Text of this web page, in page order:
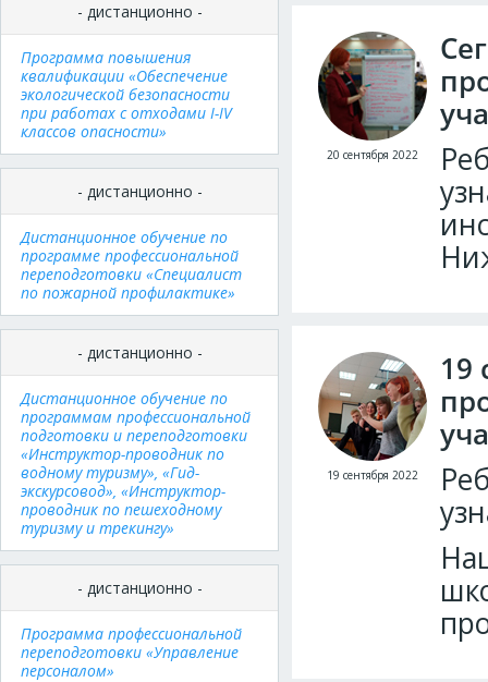
- дистанционно -
Программа повышения
квалификации «Обеспечение
экологической безопасности
при работах с отходами I-IV
классов опасности»
- дистанционно -
Дистанционное обучение по
программе профессиональной
переподготовки «Специалист
по пожарной профилактике»
- дистанционно -
Дистанционное обучение по
программам профессиональной
подготовки и переподготовки
«Инструктор-проводник по
водному туризму», «Гид-
экскурсовод», «Инструктор-
проводник по пешеходному
туризму и трекингу»
- дистанционно -
Программа профессиональной
переподготовки «Управление
персоналом»
20 сентября 2022
19
19 сентября 2022